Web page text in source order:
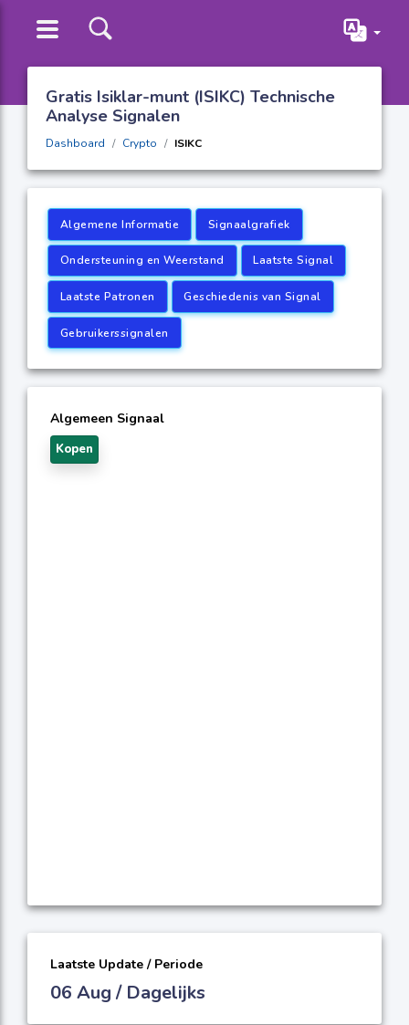
Gratis Isiklar-munt (ISIKC) Technische
Analyse Signalen
Dashboard Crypto ISIKC
Algemene Informatie Signaalgrafiek
Ondersteuning en Weerstand Laatste Signal
Laatste Patronen Geschiedenis van Signal
Gebruikerssignalen
Algemeen Signaal
Kopen
Laatste Update / Periode
06 Aug / Dagelijks